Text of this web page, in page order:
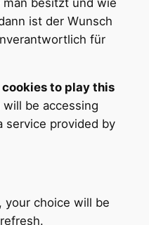
ist der Wunsch
für
cookies to play this
be accessing
service provided by
your choice will be